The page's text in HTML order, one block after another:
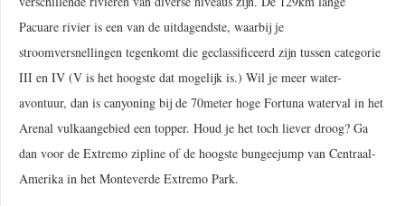
Pacuare rivier is een van de uitdagendste, waarbij je
stroomversnellingen tegenkomt die geclassificeerd zijn tussen categorie
III en IV (V is het hoogste dat mogelijk is.) Wil je meer water-
avontuur, dan is canyoning bij de 70meter hoge Fortuna waterval in het
Arenal vulkaangebied een topper. Houd je het toch liever droog? Ga
dan voor de Extremo zipline of de hoogste bungeejump van Centraal-
Amerika in het Monteverde Extremo Park.